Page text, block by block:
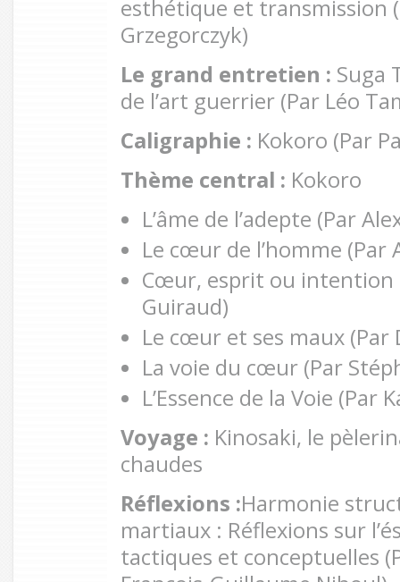
esthétique et transmission
Grzegorczyk)
Le grand entretien : Suga
de l’art guerrier (Par Léo
Caligraphie : Kokoro (Par
Thème central : Kokoro
L’âme de l’adepte (Par
Le cœur de l’homme (Par
Cœur, esprit ou intention
Guiraud)
Le cœur et ses maux (Par
La voie du cœur (Par
L’Essence de la Voie (Par
Voyage : Kinosaki, le
chaudes
Réflexions :Harmonie
martiaux : Réflexions sur
tactiques et conceptuelles